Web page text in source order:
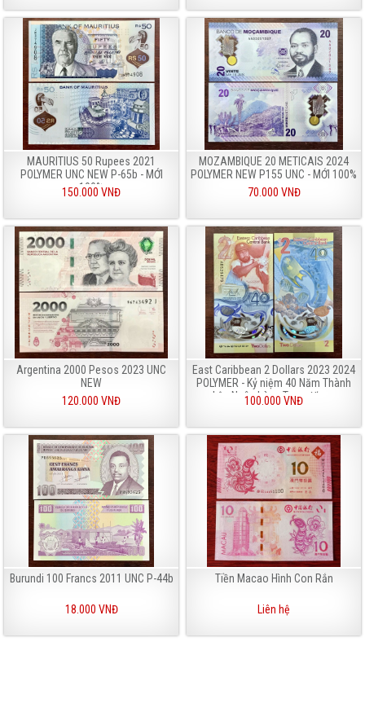
MAURITIUS 50 Rupees 2021
POLYMER UNC NEW P-65b - MỚI
100%
150.000 VNĐ
MOZAMBIQUE 20 METICAIS 2024
POLYMER NEW P155 UNC - MỚI 100%
70.000 VNĐ
Argentina 2000 Pesos 2023 UNC
NEW
120.000 VNĐ
East Caribbean 2 Dollars 2023 2024
POLYMER - Kỷ niệm 40 Năm Thành
Lập Ngân hàng Trung Ương
100.000 VNĐ
Burundi 100 Francs 2011 UNC P-44b
18.000 VNĐ
Tiền Macao Hình Con Rắn
Liên hệ